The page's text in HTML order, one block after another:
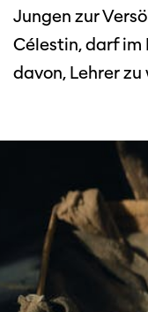
Jungen zur
Célestin, darf
davon, Lehrer zu